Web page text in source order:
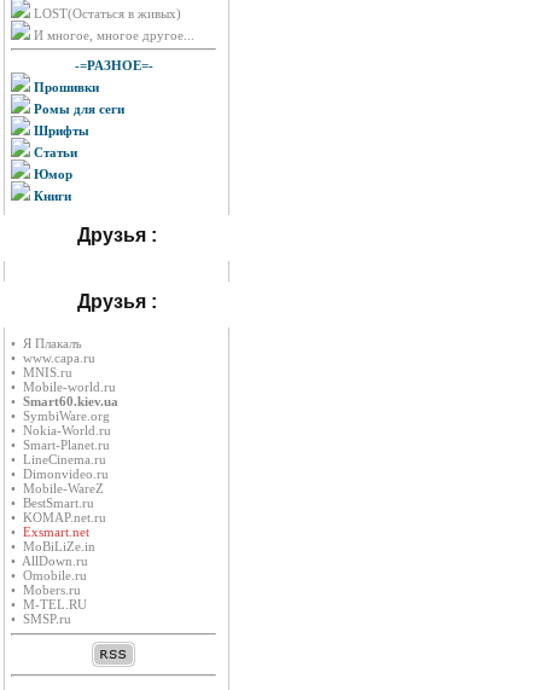
LOST(Остаться в живых)
И многое, многое другое...
-=РАЗНОЕ=-
Прошивки
Ромы для сеги
Шрифты
Статьи
Юмор
Книги
Друзья :
Друзья :
• Я Плакалъ
• www.capa.ru
• MNIS.ru
• Mobile-world.ru
• Smart60.kiev.ua
• SymbiWare.org
• Nokia-World.ru
• Smart-Planet.ru
• LineCinema.ru
• Dimonvideo.ru
• Mobile-WareZ
• BestSmart.ru
• KOMAP.net.ru
• Exsmart.net
• MoBiLiZe.in
• AllDown.ru
• Оmobile.ru
• Mobers.ru
• M-TEL.RU
• SMSP.ru